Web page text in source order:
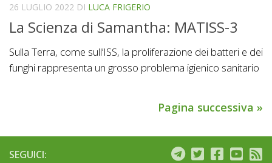
26 LUGLIO 2022 DI LUCA FRIGERIO
La Scienza di Samantha: MATISS-3
Sulla Terra, come sull’ISS, la proliferazione dei batteri e dei
funghi rappresenta un grosso problema igienico sanitario
Pagina successiva »
SEGUICI: